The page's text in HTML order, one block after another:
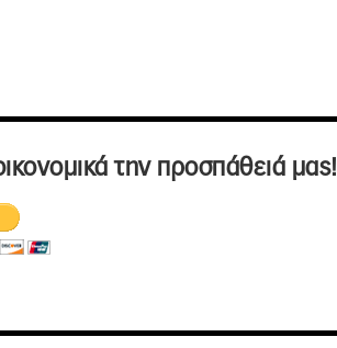
την προσπάθειά μας!